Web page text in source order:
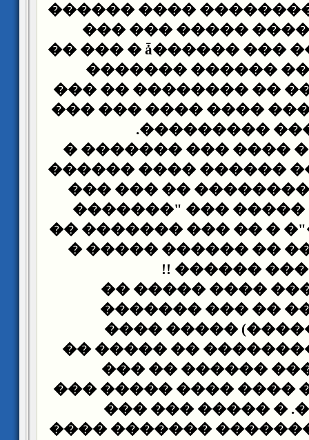
������� � ���������
��� ���� ����
������� ���� ��� ������ǡ � ��� ��
����� ����
������� ���� ��
��� ����� ���� ����
��� ���
�� �� ��� ���� ���
�������� ��� ������
���� ���� ��������
���� ���� �����
����������"� � ��
����� ����� ��
�������
� �� ��� ����
�������� �� ���
(����������)
�������� ��������
�����ȡ ��� ������ ��
�������� �� ����
�������. � �����
��������� �������